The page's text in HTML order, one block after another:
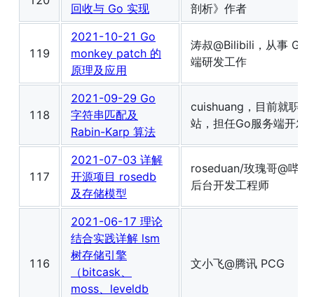
回收与 Go 实现
剖析》作者
119
2021-10-21 Go
monkey patch 的
原理及应用
涛叔@Bilibili，从事 Go
端研发工作
118
2021-09-29 Go
字符串匹配及
Rabin-Karp 算法
cuishuang，目前就职于
站，担任Go服务端开发
117
2021-07-03 详解
开源项目 rosedb
及存储模型
roseduan/玫瑰哥@哔哩
后台开发工程师
116
2021-06-17 理论
结合实践详解 lsm
树存储引擎
（bitcask、
moss、leveldb
文小飞@腾讯 PCG